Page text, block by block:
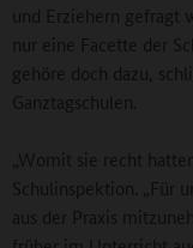
und Erziehern gefragt
nur eine Facette der
gehöre doch dazu,
Ganztagschulen.
„Womit sie recht
Schulinspektion. „Für
aus der Praxis